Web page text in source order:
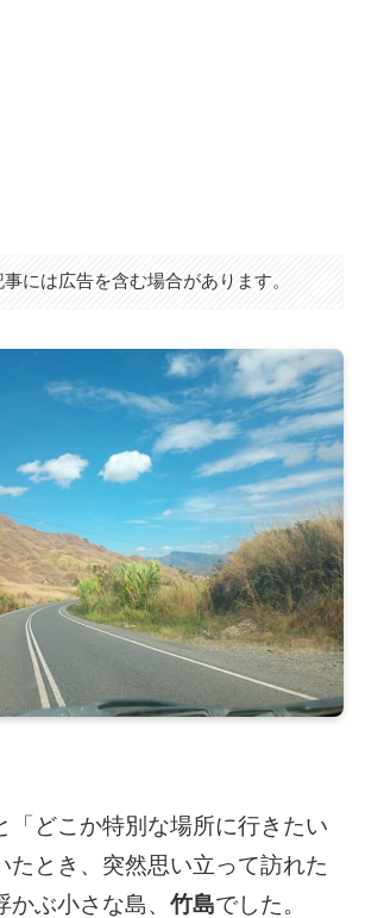
事には広告を含む場合があります。
「どこか特別な場所に行きたい
たとき、突然思い立って訪れた
ぶ小さな島、 竹島でした。